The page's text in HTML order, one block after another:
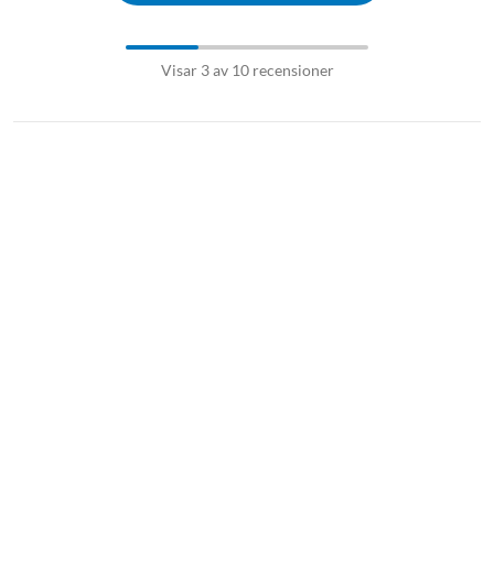
Visar 3 av 10 recensioner